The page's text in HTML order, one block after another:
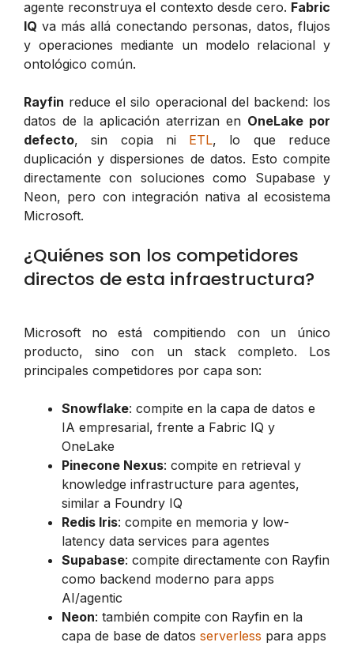
agente reconstruya el contexto desde cero. Fabric
IQ va más allá conectando personas, datos, flujos
y operaciones mediante un modelo relacional y
ontológico común.
Rayfin reduce el silo operacional del backend: los
datos de la aplicación aterrizan en OneLake por
defecto, sin copia ni ETL, lo que reduce
duplicación y dispersiones de datos. Esto compite
directamente con soluciones como Supabase y
Neon, pero con integración nativa al ecosistema
Microsoft.
¿Quiénes son los competidores
directos de esta infraestructura?
Microsoft no está compitiendo con un único
producto, sino con un stack completo. Los
principales competidores por capa son:
Snowflake: compite en la capa de datos e
IA empresarial, frente a Fabric IQ y
OneLake
Pinecone Nexus: compite en retrieval y
knowledge infrastructure para agentes,
similar a Foundry IQ
Redis Iris: compite en memoria y low-
latency data services para agentes
Supabase: compite directamente con Rayfin
como backend moderno para apps
AI/agentic
Neon: también compite con Rayfin en la
capa de base de datos serverless para apps